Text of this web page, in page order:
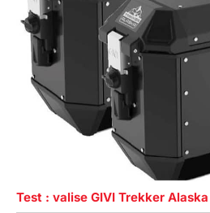
Test : valise GIVI Trekker